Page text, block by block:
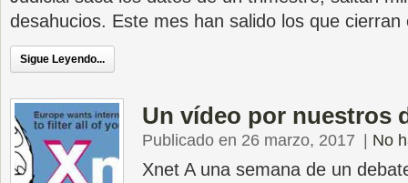
desahucios. Este mes han salido los que
Sigue Leyendo...
Un vídeo por nuestros
Publicado en 26 marzo, 2017 No
Xnet A una semana de un